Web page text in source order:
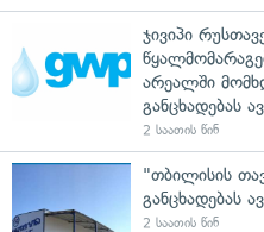
ჯივიპი
არეალში
განცხადებას
2 საათის წინ
"თბილისის
განცხადებას
2 საათის წინ